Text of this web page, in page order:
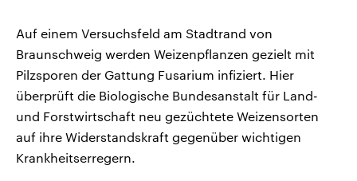
Auf einem Versuchsfeld am Stadtrand von
Braunschweig werden Weizenpflanzen gezielt mit
Pilzsporen der Gattung Fusarium infiziert. Hier
überprüft die Biologische Bundesanstalt für Land-
und Forstwirtschaft neu gezüchtete Weizensorten
auf ihre Widerstandskraft gegenüber wichtigen
Krankheitserregern.